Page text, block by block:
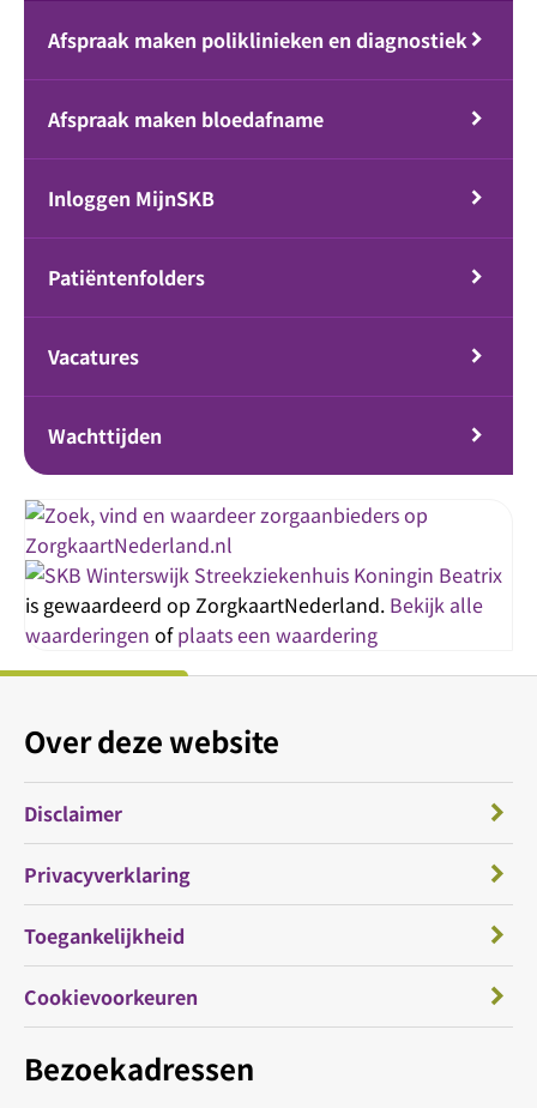
Afspraak maken poliklinieken en diagnostiek
Afspraak maken bloedafname
Inloggen MijnSKB
Patiëntenfolders
Vacatures
Wachttijden
Streekziekenhuis Koningin Beatrix
is gewaardeerd op ZorgkaartNederland. Bekijk alle
waarderingen ofplaats een waardering
Bezoekadressen
Over deze website
Disclaimer
Privacyverklaring
Toegankelijkheid
Cookievoorkeuren